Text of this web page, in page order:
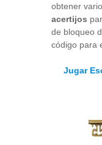
obtener
acertijos
de bloqueo
código para
Jugar